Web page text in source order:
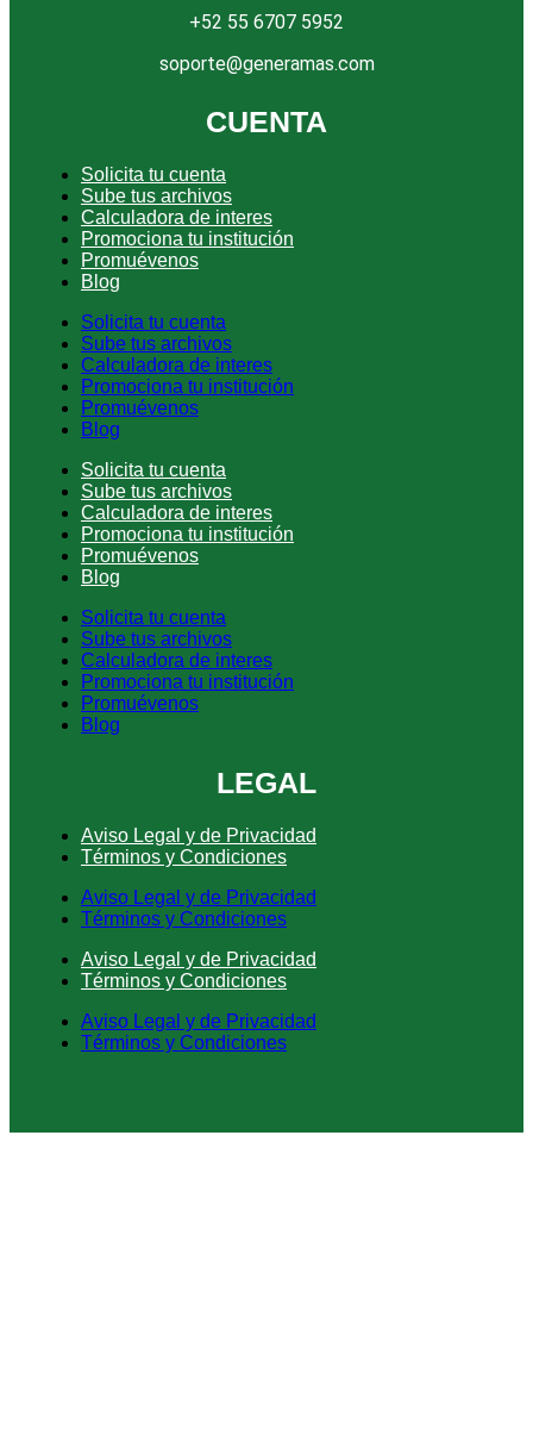
+52 55 6707 5952
soporte@generamas.com
CUENTA
Solicita tu cuenta
Sube tus archivos
Calculadora de interes
Promociona tu institución
Promuévenos
Blog
Solicita tu cuenta
Sube tus archivos
Calculadora de interes
Promociona tu institución
Promuévenos
Blog
Solicita tu cuenta
Sube tus archivos
Calculadora de interes
Promociona tu institución
Promuévenos
Blog
Solicita tu cuenta
Sube tus archivos
Calculadora de interes
Promociona tu institución
Promuévenos
Blog
LEGAL
Aviso Legal y de Privacidad
Términos y Condiciones
Aviso Legal y de Privacidad
Términos y Condiciones
Aviso Legal y de Privacidad
Términos y Condiciones
Aviso Legal y de Privacidad
Términos y Condiciones